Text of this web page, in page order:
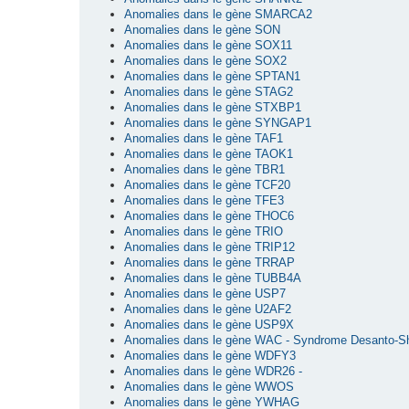
Anomalies dans le gène SMARCA2
Anomalies dans le gène SON
Anomalies dans le gène SOX11
Anomalies dans le gène SOX2
Anomalies dans le gène SPTAN1
Anomalies dans le gène STAG2
Anomalies dans le gène STXBP1
Anomalies dans le gène SYNGAP1
Anomalies dans le gène TAF1
Anomalies dans le gène TAOK1
Anomalies dans le gène TBR1
Anomalies dans le gène TCF20
Anomalies dans le gène TFE3
Anomalies dans le gène THOC6
Anomalies dans le gène TRIO
Anomalies dans le gène TRIP12
Anomalies dans le gène TRRAP
Anomalies dans le gène TUBB4A
Anomalies dans le gène USP7
Anomalies dans le gène U2AF2
Anomalies dans le gène USP9X
Anomalies dans le gène WAC - Syndrome Desanto-
Anomalies dans le gène WDFY3
Anomalies dans le gène WDR26 -
Anomalies dans le gène WWOS
Anomalies dans le gène YWHAG